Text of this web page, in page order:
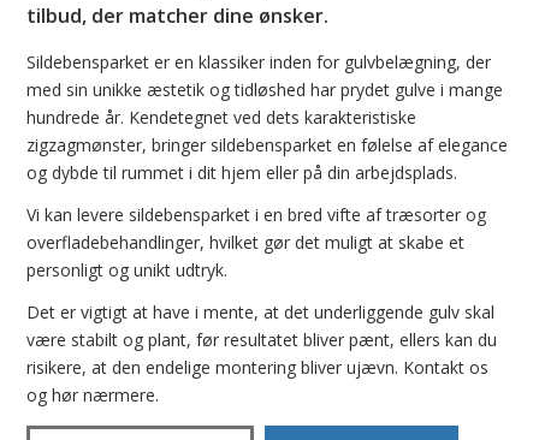
tilbud, der matcher dine ønsker.
Sildebensparket er en klassiker inden for gulvbelægning, der
med sin unikke æstetik og tidløshed har prydet gulve i mange
hundrede år. Kendetegnet ved dets karakteristiske
zigzagmønster, bringer sildebensparket en følelse af elegance
og dybde til rummet i dit hjem eller på din arbejdsplads.
Vi kan levere sildebensparket i en bred vifte af træsorter og
overfladebehandlinger, hvilket gør det muligt at skabe et
personligt og unikt udtryk.
Det er vigtigt at have i mente, at det underliggende gulv skal
være stabilt og plant, før resultatet bliver pænt, ellers kan du
risikere, at den endelige montering bliver ujævn. Kontakt os
og hør nærmere.